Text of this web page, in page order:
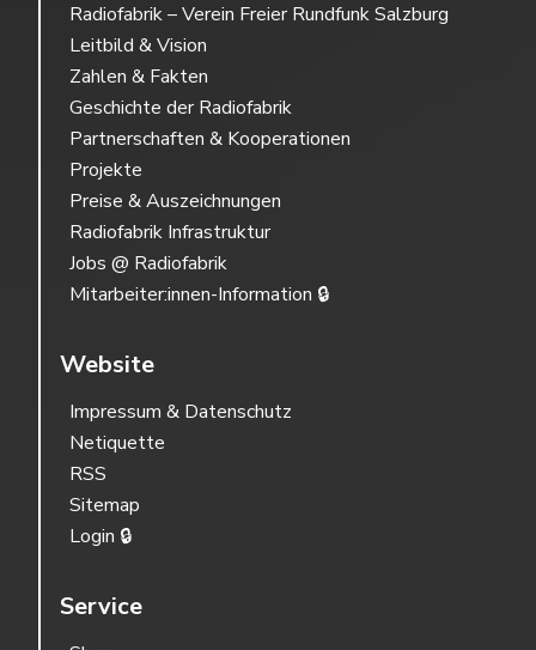
Radiofabrik – Verein Freier Rundfunk Salzburg
Leitbild & Vision
Zahlen & Fakten
Geschichte der Radiofabrik
Partnerschaften & Kooperationen
Projekte
Preise & Auszeichnungen
Radiofabrik Infrastruktur
Jobs @ Radiofabrik
Mitarbeiter:innen-Information 🔒
Website
Impressum & Datenschutz
Netiquette
RSS
Sitemap
Login 🔒
Service